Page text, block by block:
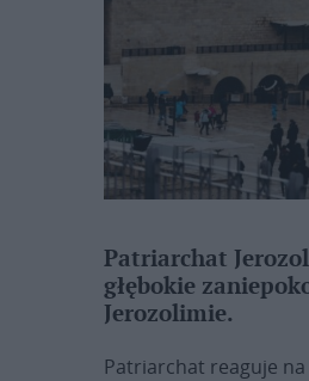
Patriarchat
głębokie
Jerozolimie.
Patriarchat reaguje na